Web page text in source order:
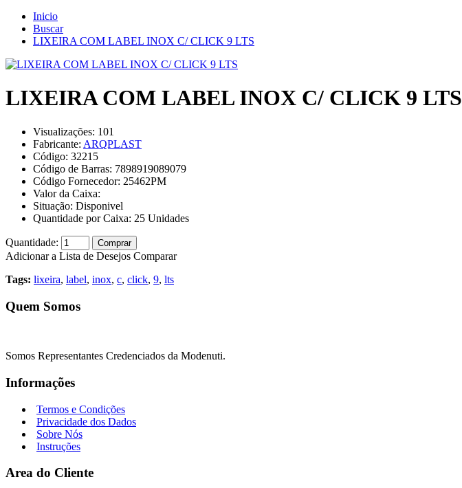
Inicio
Buscar
LIXEIRA COM LABEL INOX C/ CLICK 9 LTS
LIXEIRA COM LABEL INOX C/ CLICK 9 LTS
Visualizações: 101
Fabricante: ARQPLAST
Código: 32215
Código de Barras: 7898919089079
Código Fornecedor: 25462PM
Valor da Caixa:
Situação: Disponivel
Quantidade por Caixa: 25 Unidades
Quantidade: Comprar
Adicionar a Lista de Desejos Comparar
Tags: lixeira, label, inox, c, click, 9, lts
Quem Somos
Somos Representantes Credenciados da Modenuti.
Informações
Termos e Condições
Privacidade dos Dados
Sobre Nós
Instruções
Area do Cliente